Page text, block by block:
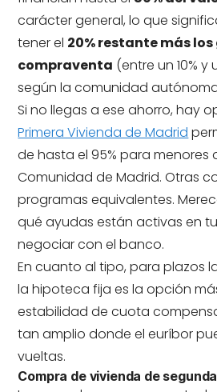
carácter general, lo que
tener el 20% restante más
compraventa (entre un 10% y
según la comunidad
Si no llegas a ese ahorro, hay
Primera Vivienda de Madrid
de hasta el 95% para menores
Comunidad de Madrid. Otras
programas equivalentes.
qué ayudas están activas en
negociar con el banco.
En cuanto al tipo, para plazos
la hipoteca fija es la opción
estabilidad de cuota
tan amplio donde el euríbor
vueltas.
Compra de vivienda de